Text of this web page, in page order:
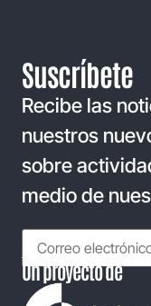
Suscríbete
Recibe las
nuestros
sobre
medio de
Un proyecto de